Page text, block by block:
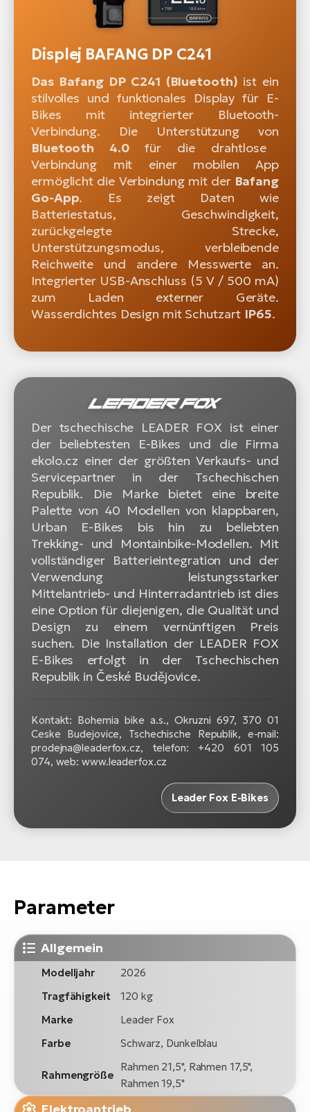
Displej BAFANG DP C241
Das Bafang DP C241 (Bluetooth) ist ein
stilvolles und funktionales Display für E-
Bikes mit integrierter Bluetooth-
Verbindung. Die Unterstützung von
Bluetooth 4.0für die drahtlose
Verbindung mit einer mobilen App
ermöglicht die Verbindung mit der Bafang
Go-App. Es zeigt Daten wie
Batteriestatus, Geschwindigkeit,
zurückgelegte Strecke,
Unterstützungsmodus, verbleibende
Reichweite und andere Messwerte an.
Integrierter USB-Anschluss (5 V / 500 mA)
zum Laden externer Geräte.
Wasserdichtes Design mit Schutzart IP65.
Der tschechische LEADER FOX ist einer
der beliebtesten E-Bikes und die Firma
ekolo.cz einer der größten Verkaufs- und
Servicepartner in der Tschechischen
Republik. Die Marke bietet eine breite
Palette von 40 Modellen von klappbaren,
Urban E-Bikes bis hin zu beliebten
Trekking- und Montainbike-Modellen. Mit
vollständiger Batterieintegration und der
Verwendung leistungsstarker
Mittelantrieb- und Hinterradantrieb ist dies
eine Option für diejenigen, die Qualität und
Design zu einem vernünftigen Preis
suchen. Die Installation der LEADER FOX
E-Bikes erfolgt in der Tschechischen
Republik in České Budějovice.
Kontakt: Bohemia bike a.s., Okruzni 697, 370 01
Ceske Budejovice, Tschechische Republik, e-mail:
prodejna@leaderfox.cz, telefon: +420 601 105
074, web: www.leaderfox.cz
Leader Fox E-Bikes
Parameter
Allgemein
Modelljahr
2026
Tragfähigkeit
120 kg
Marke
Leader Fox
Farbe
Schwarz, Dunkelblau
Rahmengröße
Rahmen 21,5", Rahmen 17,5",
Rahmen 19,5"